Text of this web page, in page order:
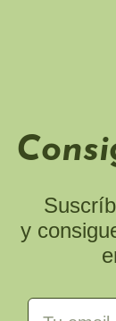
y
Email